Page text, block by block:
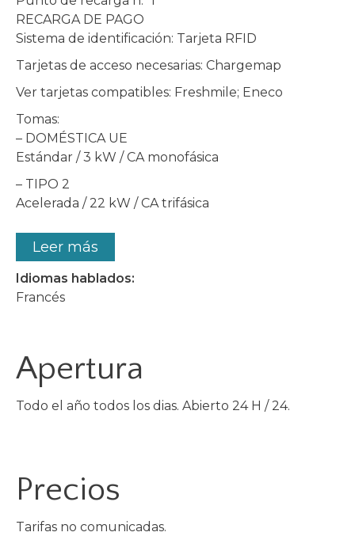
RECARGA DE PAGO
Sistema de identificación: Tarjeta RFID
Tarjetas de acceso necesarias: Chargemap
Ver tarjetas compatibles: Freshmile; Eneco
Tomas:
– DOMÉSTICA UE
Estándar / 3 kW / CA monofásica
– TIPO 2
Acelerada / 22 kW / CA trifásica
Leer más
Idiomas hablados:
Francés
Apertura
Todo el año todos los dias. Abierto 24 H / 24.
Precios
Tarifas no comunicadas.